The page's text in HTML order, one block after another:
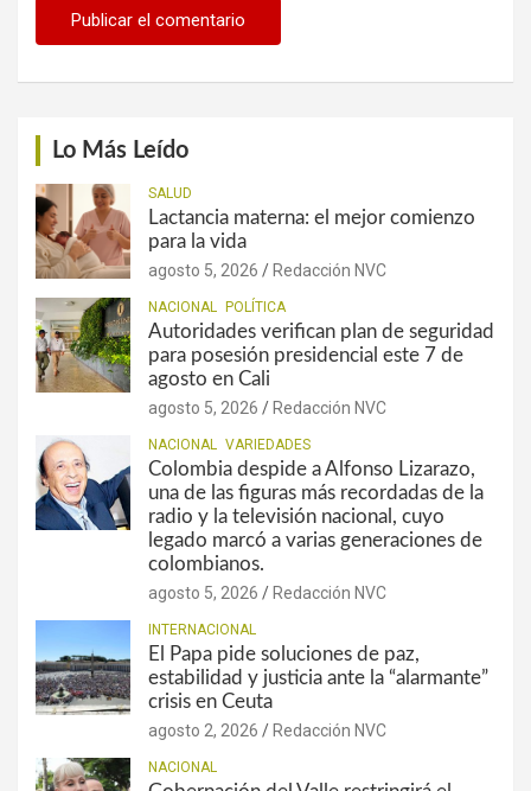
Lo Más Leído
SALUD
Lactancia materna: el mejor comienzo
para la vida
agosto 5, 2026 Redacción NVC
NACIONAL POLÍTICA
Autoridades verifican plan de seguridad
para posesión presidencial este 7 de
agosto en Cali
agosto 5, 2026 Redacción NVC
NACIONAL VARIEDADES
Colombia despide a Alfonso Lizarazo,
una de las figuras más recordadas de la
radio y la televisión nacional, cuyo
legado marcó a varias generaciones de
colombianos.
agosto 5, 2026 Redacción NVC
INTERNACIONAL
El Papa pide soluciones de paz,
estabilidad y justicia ante la “alarmante”
crisis en Ceuta
agosto 2, 2026 Redacción NVC
NACIONAL